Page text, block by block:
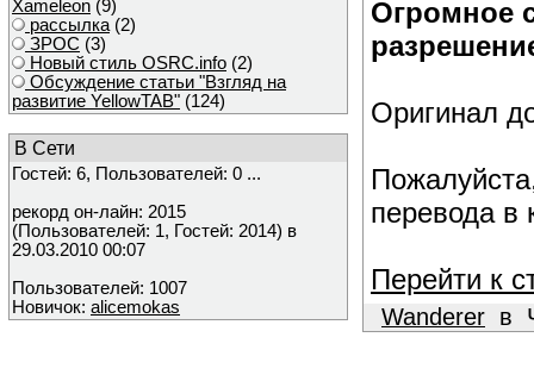
Xameleon (9)
рассылка (2)
ЗРОС (3)
Новый стиль OSRC.info (2)
Обсуждение статьи "Взгляд на
развитие YellowTAB" (124)
В Сети
Гостей: 6, Пользователей: 0 ...
рекорд он-лайн: 2015
(Пользователей: 1, Гостей: 2014) в
29.03.2010 00:07
Пользователей: 1007
Новичок: alicemokas
Огромное
Оригинал
перевода в
Перейти к
Wanderer в